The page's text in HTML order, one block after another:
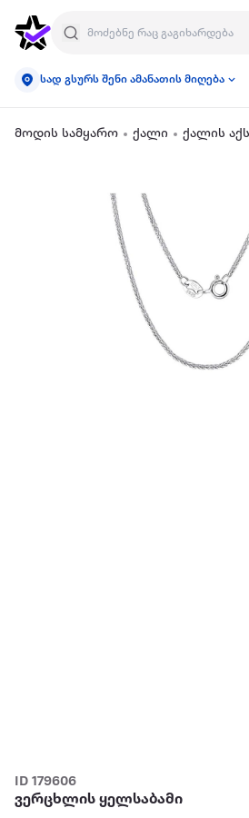
სად გსურს შენი ამანათის მიღება
მოდის სამყარო ქალი ქალის
ID 179606
ვერცხლის ყელსაბამი